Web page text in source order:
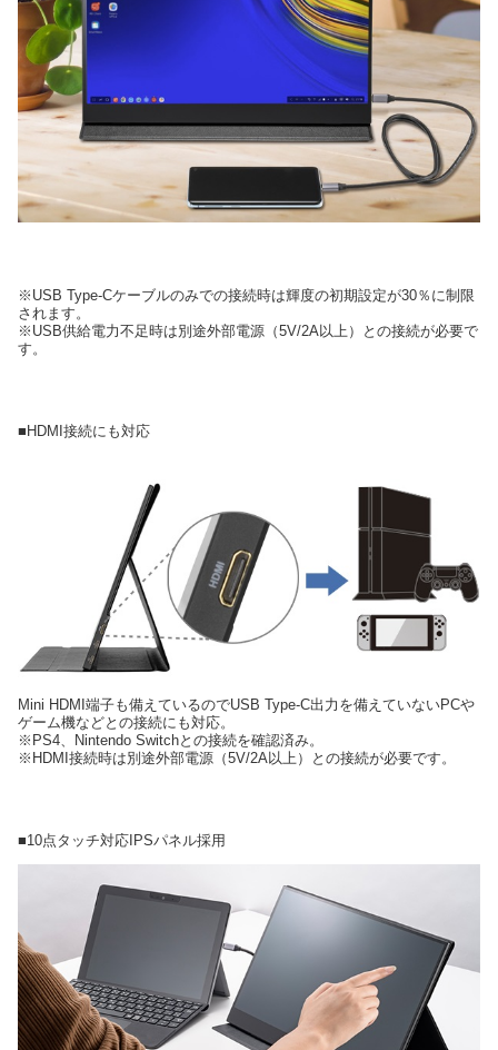
※USB Type-Cケーブルのみでの接続時は輝度の初期設定が30％に制限
されます。
※USB供給電力不足時は別途外部電源（5V/2A以上）との接続が必要で
す。
■HDMI接続にも対応
Mini HDMI端子も備えているのでUSB Type-C出力を備えていないPCや
ゲーム機などとの接続にも対応。
※PS4、Nintendo Switchとの接続を確認済み。
※HDMI接続時は別途外部電源（5V/2A以上）との接続が必要です。
■10点タッチ対応IPSパネル採用